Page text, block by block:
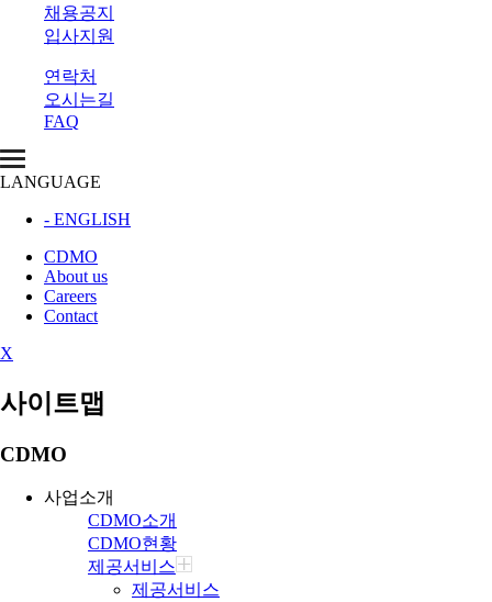
채용공지
입사지원
연락처
오시는길
FAQ
LANGUAGE
- ENGLISH
CDMO
About us
Careers
Contact
X
사이트맵
CDMO
사업소개
CDMO소개
CDMO현황
제공서비스
제공서비스